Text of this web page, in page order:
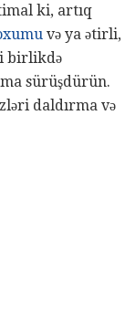
ki, artıq
və ya ətirli,
birlikdə
sürüşdürün.
daldırma və